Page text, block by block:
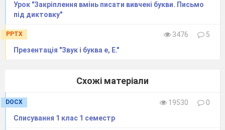
Урок "Закріплення вмінь писати вивчені букви. Письмо
під диктовку"
PPTX 3476
5
Презентація "Звук і буква е, Е."
Схожі матеріали
DOCX 19530
0
Списування 1 клас 1 семестр